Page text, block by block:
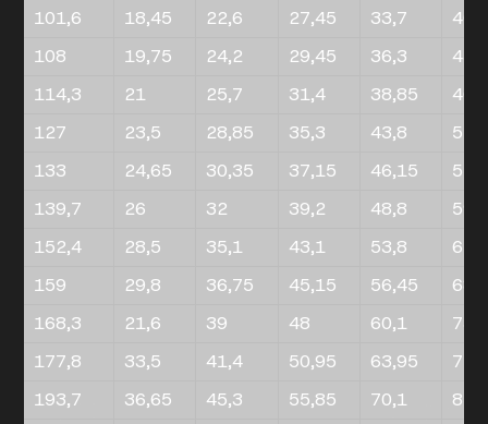
101,6 18,45 22,6 27,45 33,7
108
19,75 24,2 29,45 36,3
43,4
114,3
21 25,7 31,4 38,85
46,5
127
23,5 28,85 35,3 43,8
52,8
133
24,65 30,35 37,15 46,15
139,7
26 32 39,2 48,8
59
152,4
28,5 35,1 43,1 53,8
65,3
159
29,8 36,75 45,15 56,45
168,3
21,6 39 48 60,1
177,8
33,5 41,4 50,95 63,95
193,7
36,65 45,3 55,85 70,1